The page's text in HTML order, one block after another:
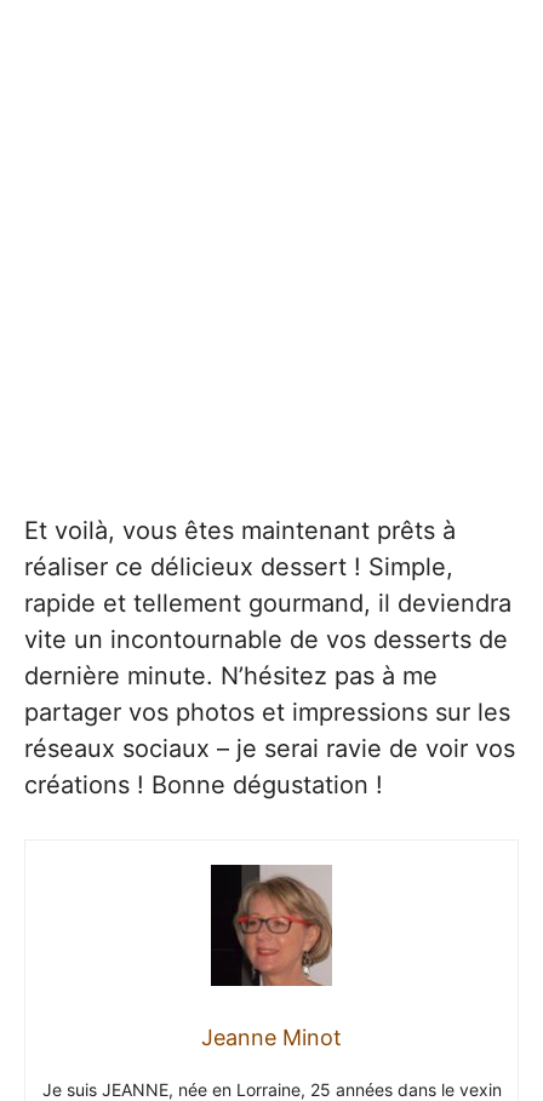
Et voilà, vous êtes maintenant prêts à
réaliser ce délicieux dessert ! Simple,
rapide et tellement gourmand, il deviendra
vite un incontournable de vos desserts de
dernière minute. N’hésitez pas à me
partager vos photos et impressions sur les
réseaux sociaux – je serai ravie de voir vos
créations ! Bonne dégustation !
Jeanne Minot
Je suis JEANNE, née en Lorraine, 25 années dans le vexin